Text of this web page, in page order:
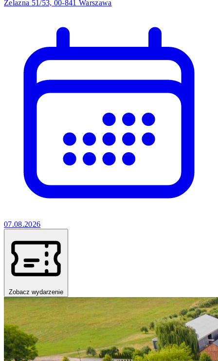
Żelazna 51/53, 00-841 Warszawa
07.08.2026
Zobacz wydarzenie